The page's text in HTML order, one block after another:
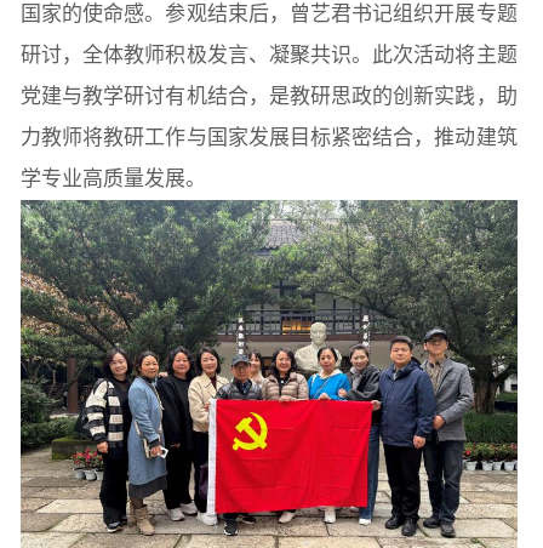
国家的使命感。参观结束后，曾艺君书记组织开展专题
研讨，全体教师积极发言、凝聚共识。此次活动将主题
党建与教学研讨有机结合，是教研思政的创新实践，助
力教师将教研工作与国家发展目标紧密结合，推动建筑
学专业高质量发展。